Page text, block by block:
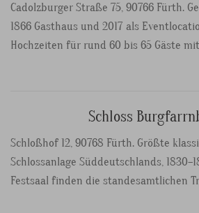
Cadolzburger Straße 75, 90766 Fürth.
1866 Gasthaus und 2017 als
Hochzeiten für rund 60 bis 65 Gäste
Schloss
Schloßhof 12, 90768 Fürth. Größte
Schlossanlage Süddeutschlands,
Festsaal finden die standesamtlichen